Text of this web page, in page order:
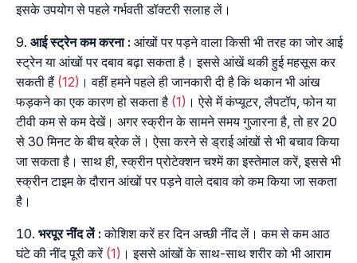
इसके उपयोग से पहले गर्भवती डॉक्टरी सलाह लें।
आई स्ट्रेन कम करना: आंखों पर पड़ने वाला किसी भी तरह का जोर आई
स्ट्रेन या आंखों पर दबाव बढ़ा सकता है। इससे आंखें थकी हुई महसूस कर
सकती हैं (12) । वहीं हमने पहले ही जानकारी दी है कि थकान भी आंख
फड़कने का एक कारण हो सकता है (1) । ऐसे में कंप्यूटर, लैपटॉप, फोन या
टीवी कम से कम देखें। अगर स्क्रीन के सामने समय गुजारना है, तो हर 20
से 30 मिनट के बीच ब्रेक लें। ऐसा करने से ड्राई आंखों से भी बचाव किया
जा सकता है। साथ ही, स्क्रीन प्रोटेक्शन चश्में का इस्तेमाल करें, इससे भी
स्क्रीन टाइम के दौरान आंखों पर पड़ने वाले दबाव को कम किया जा सकता
है।
भरपूर नींद लें: कोशिश करें हर दिन अच्छी नींद लें। कम से कम आठ
घंटे की नींद पूरी करें (1) । इससे आंखों के साथ-साथ शरीर को भी आराम